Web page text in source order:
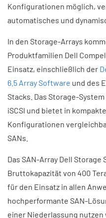
Konfigurationen möglich,
automatisches und
In den Storage-Arrays
Produktfamilien Dell
Einsatz, einschließlich der
6.5 Array Software und des
Stacks. Das Storage-
iSCSI und bietet in
Konfigurationen
SANs.
Das SAN-Array Dell
Bruttokapazität von 400
für den Einsatz in allen
hochperformante SAN-
einer Niederlassung nutzen